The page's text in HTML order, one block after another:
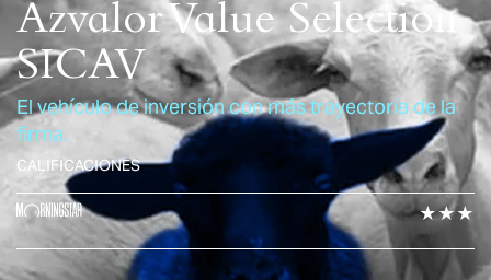
Azvalor Value Selection
SICAV
El vehículo de inversión con más trayectoria de la
firma.
CALIFICACIONES
★★★